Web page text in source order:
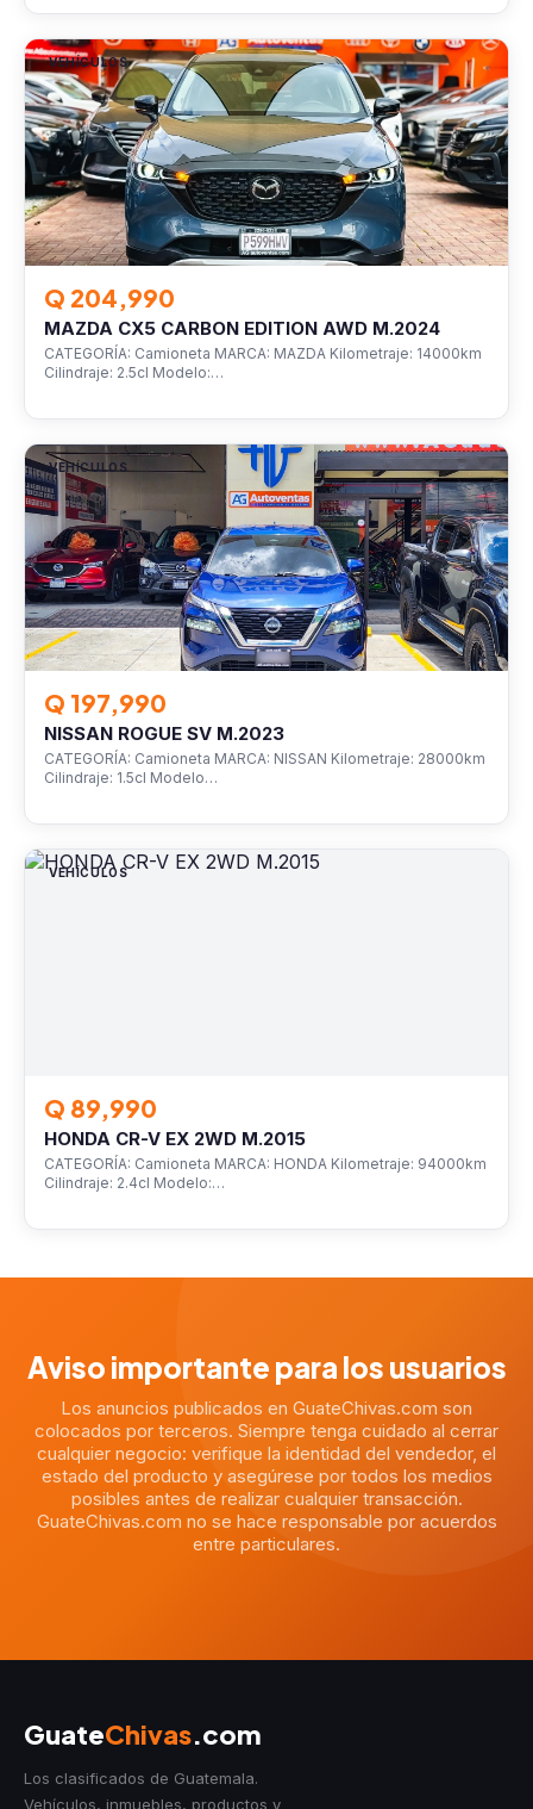
VEHÍCULOS
Q 204,990
MAZDA CX5 CARBON EDITION AWD M.2024
CATEGORÍA: Camioneta MARCA: MAZDA Kilometraje: 14000km
Cilindraje: 2.5cl Modelo:…
VEHÍCULOS
Q 197,990
NISSAN ROGUE SV M.2023
CATEGORÍA: Camioneta MARCA: NISSAN Kilometraje: 28000km
Cilindraje: 1.5cl Modelo…
VEHÍCULOS
Q 89,990
HONDA CR-V EX 2WD M.2015
CATEGORÍA: Camioneta MARCA: HONDA Kilometraje: 94000km
Cilindraje: 2.4cl Modelo:…
Aviso importante para los usuarios
Los anuncios publicados en GuateChivas.com son
colocados por terceros. Siempre tenga cuidado al cerrar
cualquier negocio: verifique la identidad del vendedor, el
estado del producto y asegúrese por todos los medios
posibles antes de realizar cualquier transacción.
GuateChivas.com no se hace responsable por acuerdos
entre particulares.
GuateChivas.com
Los clasificados de Guatemala.
Vehículos, inmuebles, productos y